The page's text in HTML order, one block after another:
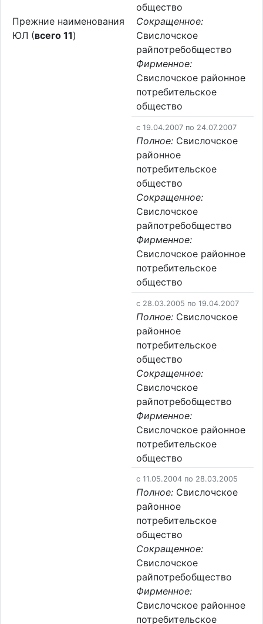
Прежние наименования
ЮЛ (всего 11)
общество
Сокращенное:
Свислочское
райпотребобщество
Фирменное:
Свислочское районное
потребительское
общество
c 19.04.2007 по 24.07.2007
Полное: Свислочское
районное
потребительское
общество
Сокращенное:
Свислочское
райпотребобщество
Фирменное:
Свислочское районное
потребительское
общество
c 28.03.2005 по 19.04.2007
Полное: Свислочское
районное
потребительское
общество
Сокращенное:
Свислочское
райпотребобщество
Фирменное:
Свислочское районное
потребительское
общество
c 11.05.2004 по 28.03.2005
Полное: Свислочское
районное
потребительское
общество
Сокращенное:
Свислочское
райпотребобщество
Фирменное:
Свислочское районное
потребительское